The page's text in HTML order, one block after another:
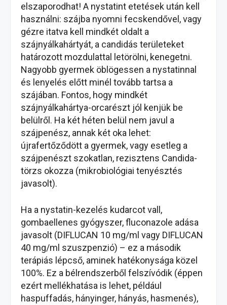
elszaporodhat! A nystatint etetések után kell
használni: szájba nyomni fecskendővel, vagy
gézre itatva kell mindkét oldalt a
szájnyálkahártyát, a candidás területeket
határozott mozdulattal letörölni, kenegetni.
Nagyobb gyermek öblögessen a nystatinnal
és lenyelés előtt minél tovább tartsa a
szájában. Fontos, hogy mindkét
szájnyálkahártya-orcarészt jól kenjük be
belülről. Ha két héten belül nem javul a
szájpenész, annak két oka lehet:
újrafertőződött a gyermek, vagy esetleg a
szájpenészt szokatlan, rezisztens Candida-
törzs okozza (mikrobiológiai tenyésztés
javasolt).
Ha a nystatin-kezelés kudarcot vall,
gombaellenes gyógyszer, fluconazole adása
javasolt (DIFLUCAN 10 mg/ml vagy DIFLUCAN
40 mg/ml szuszpenzió) – ez a második
terápiás lépcső, aminek hatékonysága közel
100%. Ez a bélrendszerből felszívódik (éppen
ezért mellékhatása is lehet, például
haspuffadás, hányinger, hányás, hasmenés),